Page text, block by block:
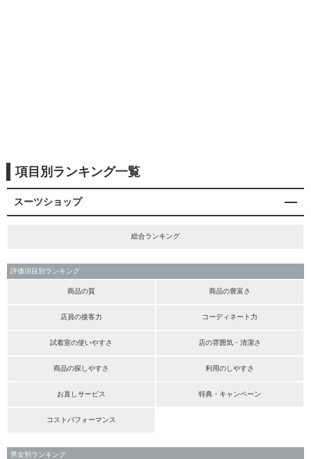
項目別ランキング一覧
スーツショップ
総合ランキング
評価項目別ランキング
商品の質 商品の豊富さ
店員の接客力 コーディネート力
試着室の使いやすさ 店の雰囲気・清潔さ
商品の探しやすさ 利用のしやすさ
お直しサービス 特典・キャンペーン
コストパフォーマンス
男女別ランキング